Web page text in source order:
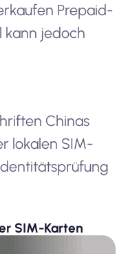
Prepaid-
kann jedoch
Chinas
lokalen SIM-
SIM-Karten